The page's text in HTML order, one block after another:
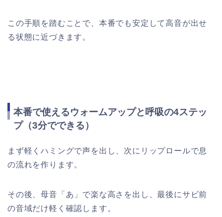
この手順を踏むことで、本番でも安定して高音が出せ
る状態に近づきます。
本番で使えるウォームアップと呼吸の4ステッ
プ（3分でできる）
まず軽くハミングで声を出し、次にリップロールで息
の流れを作ります。
その後、母音「あ」で楽な高さを出し、最後にサビ前
の音域だけ軽く確認します。